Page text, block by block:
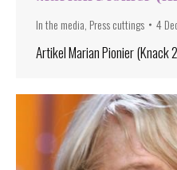
In the media Press cuttings 4
Artikel Marian Pionier (Knack